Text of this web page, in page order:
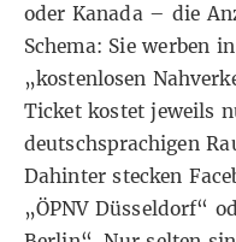
oder Kanada – die
Schema: Sie werben
„kostenlosen
Ticket kostet jeweils
deutschsprachigen
Dahinter stecken
„ÖPNV Düsseldorf“